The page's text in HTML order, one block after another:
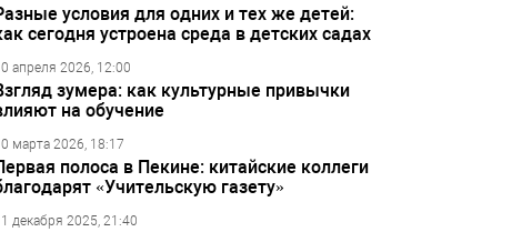
условия для одних и тех же детей:
сегодня устроена среда в детских садах
апреля 2026, 12:00
зумера: как культурные привычки
на обучение
марта 2026, 18:17
полоса в Пекине: китайские коллеги
«Учительскую газету»
декабря 2025, 21:40